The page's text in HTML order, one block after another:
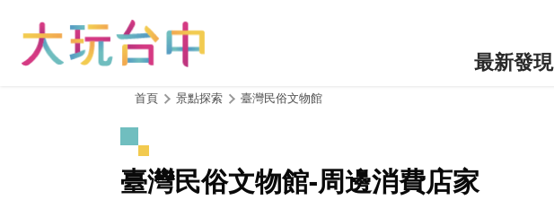
最新發現
首頁 景點探索 臺灣民俗文物館
臺灣民俗文物館-周邊消費店家